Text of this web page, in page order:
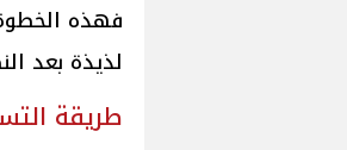
فهذه
لذيذة بعد
طريقة